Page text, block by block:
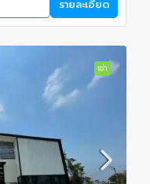
รายละเอียด
เช่า